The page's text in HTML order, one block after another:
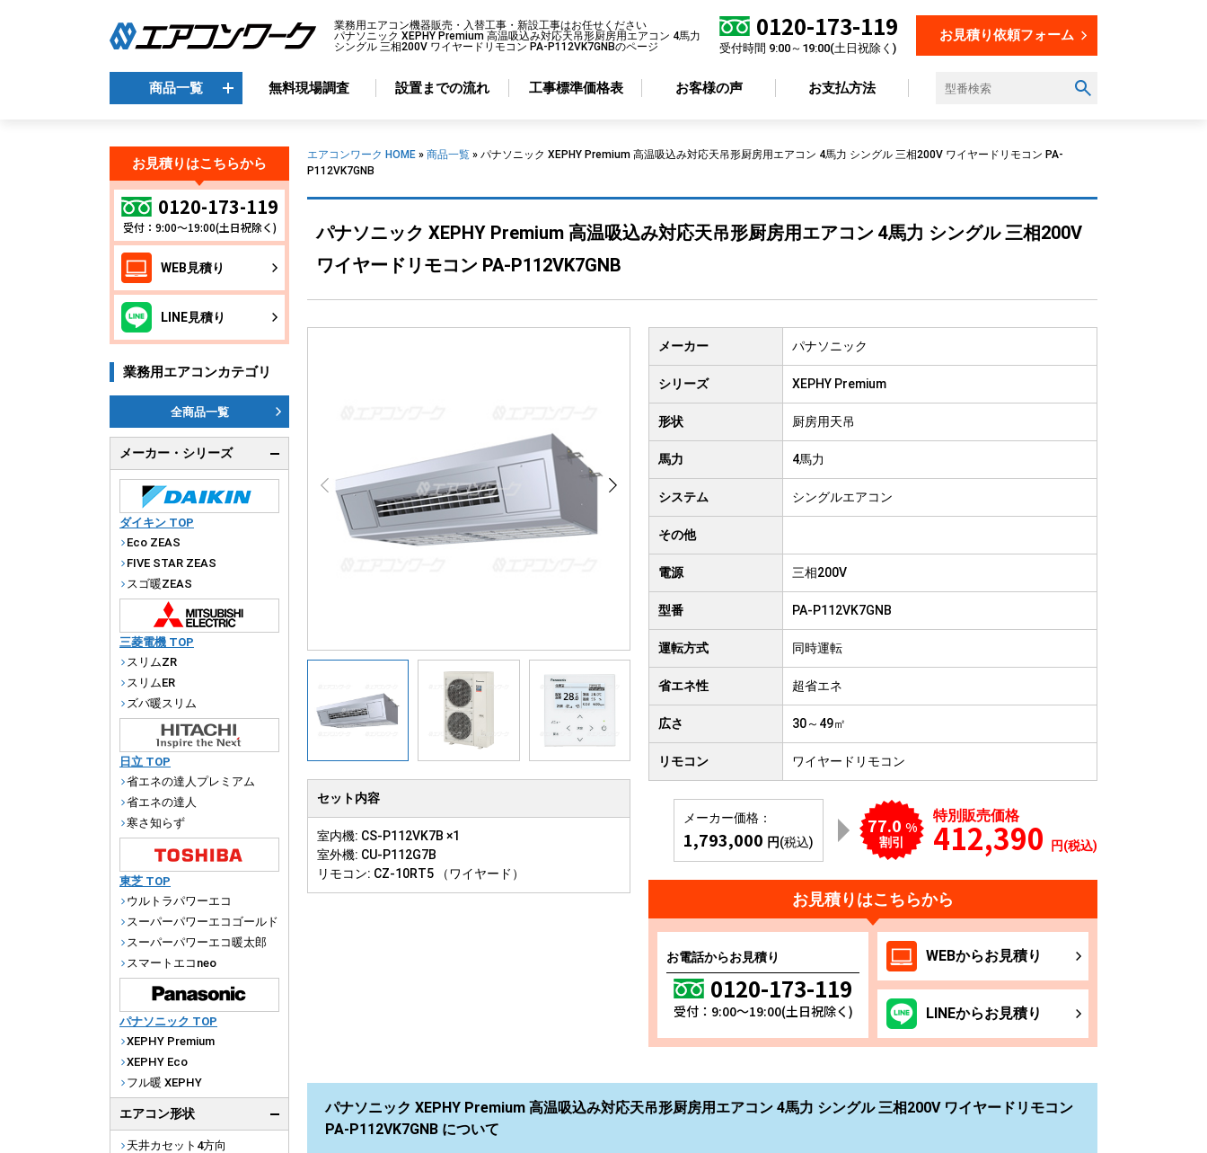
業務用エアコン機器販売・入替工事・新設工事はお任せください
パナソニック XEPHY Premium 高温吸込み対応天吊形厨房用エアコン 4馬力
シングル 三相200V ワイヤードリモコン PA-P112VK7GNBのページ
0120-173-119
受付時間 9:00～19:00(土日祝除く)
お見積り依頼フォーム
商品一覧
商品一覧
メーカーから選ぶ
ダイキン
三菱電機
日立
東芝
パナソニック
エアコン形状から選ぶ
天井カセット4方向
天井カセット2方向
厨房用
省エネ性から選ぶ
標準エアコン
設置場所から選ぶ
オフィス
倉庫
福祉施設
無料現場調査 設置までの流れ 工事標準価格表 お客様の声 お支払方法
エアコンワーク HOME » 商品一覧 » パナソニック XEPHY Premium 高温吸込み対応天吊形厨房用エアコン 4馬力 シングル 三相200V ワイヤードリモコン PA-
P112VK7GNB
パナソニック XEPHY Premium 高温吸込み対応天吊形厨房用エアコン 4馬力 シングル 三相200V
ワイヤードリモコン PA-P112VK7GNB
セット内容
室内機: CS-P112VK7B ×1
室外機: CU-P112G7B
リモコン: CZ-10RT5 （ワイヤード）
メーカー パナソニック
シリーズ XEPHY Premium
形状 厨房用天吊
馬力 4馬力
システム シングルエアコン
その他
電源 三相200V
型番 PA-P112VK7GNB
運転方式 同時運転
省エネ性 超省エネ
広さ 30～49㎡
リモコン ワイヤードリモコン
メーカー価格：
1,793,000 円(税込)
77.0 %
割引
特別販売価格
412,390 円(税込)
お見積りはこちらから
お電話からお見積り
0120-173-119
受付：9:00～19:00(土日祝除く)
WEBからお見積り
LINEからお見積り
パナソニック XEPHY Premium 高温吸込み対応天吊形厨房用エアコン 4馬力 シングル 三相200V ワイヤードリモコン
PA-P112VK7GNB について
お見積りはこちらから
0120-173-119
受付：9:00～19:00(土日祝除く)
WEB見積り
LINE見積り
業務用エアコンカテゴリ
全商品一覧
メーカー・シリーズ
ダイキン TOP
Eco ZEAS
FIVE STAR ZEAS
スゴ暖ZEAS
三菱電機 TOP
スリムZR
スリムER
ズバ暖スリム
日立 TOP
省エネの達人プレミアム
省エネの達人
寒さ知らず
東芝 TOP
ウルトラパワーエコ
スーパーパワーエコゴールド
スーパーパワーエコ暖太郎
スマートエコneo
パナソニック TOP
XEPHY Premium
XEPHY Eco
フル暖 XEPHY
エアコン形状
天井カセット4方向